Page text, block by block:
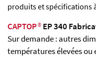
produits et spécifications
CAPTOP®EP 340
Sur demande : autres
températures élevées ou